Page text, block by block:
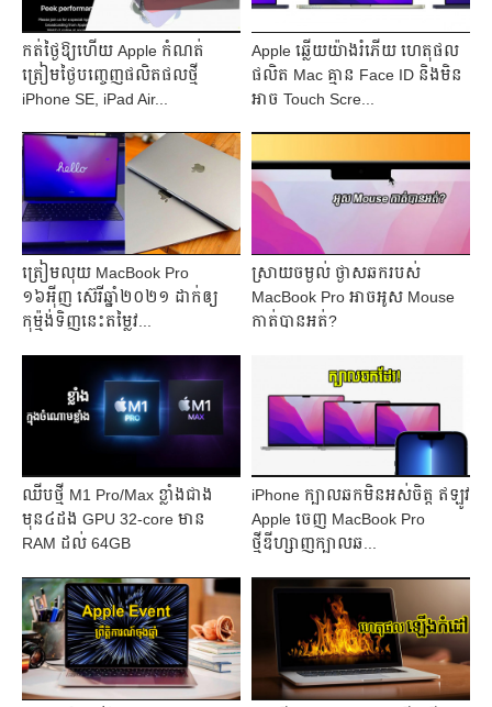
កត់ថ្ងៃឱ្យហើយ Apple កំណត់
ត្រៀមថ្ងៃបញ្ចេញផលិតផលថ្មី
iPhone SE, iPad Air...
Apple ឆ្លើយយ៉ាងរំភើយ ហេតុផល
ផលិត Mac គ្មាន Face ID និងមិន
អាច Touch Scre...
ត្រៀមលុយ MacBook Pro
១៦អុីញ ស៊េរីឆ្នាំ២០២១ ដាក់ឲ្យ
កុម្ម៉ង់ទិញនេះតម្លៃវ...
ស្រាយចម្ងល់ ថ្ងាសឆករបស់
MacBook Pro អាចអូស Mouse
កាត់បានអត់?
ឈីបថ្មី M1 Pro/Max ខ្លាំងជាង
មុន៤ដង GPU 32-core មាន
RAM ដល់ 64GB
iPhone ក្បាលឆកមិនអស់ចិត្ត ឥឡូវ
Apple ចេញ MacBook Pro
ថ្មីឌីហ្សាញក្បាលឆ...